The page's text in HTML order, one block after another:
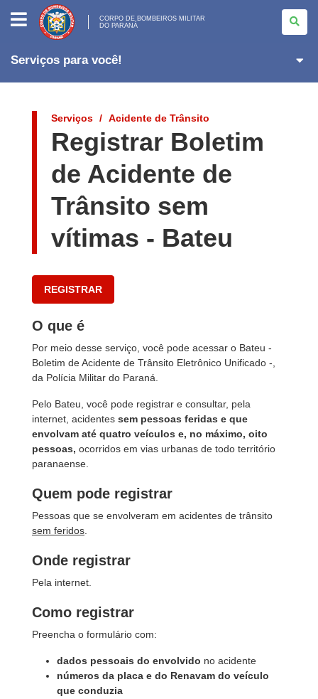
CORPO
DE
BOMBEIROS
MILITAR
PARANÁ
CORPO DE BOMBEIROS MILITAR
DO PARANÁ
Serviços para você!
Serviços Acidente de Trânsito
Registrar Boletim
de Acidente de
Trânsito sem
vítimas - Bateu
REGISTRAR
O que é
Por meio desse serviço, você pode acessar o Bateu -
Boletim de Acidente de Trânsito Eletrônico Unificado -,
da Polícia Militar do Paraná.
Pelo Bateu, você pode registrar e consultar, pela
internet, acidentes sem pessoas feridas e que
envolvam até quatro veículos e, no máximo, oito
pessoas, ocorridos em vias urbanas de todo território
paranaense.
Quem pode registrar
Pessoas que se envolveram em acidentes de trânsito
sem feridos
Onde registrar
Pela internet.
Como registrar
Preencha o formulário com:
dados pessoais do envolvido no acidente
números da placa e do Renavam do veículo
que conduzia